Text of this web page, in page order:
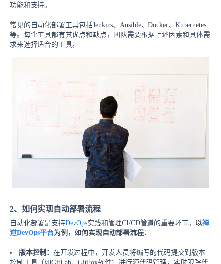
功能和支持。
常见的自动化部署工具包括Jenkins、Ansible、Docker、Kubernetes
等。每个工具都有其优点和缺点，团队需要根据上述因素和具体需
求来选择适合的工具。
2、如何实现自动部署流程
自动化部署是支持DevOps实践和管理CI/CD管道的重要环节。 以禅
道DevOps平台为例，如何实现自动部署流程：
版本控制： 在开发过程中，开发人员将编写的代码提交到版本
控制工具（如GitLab、GitFox软件）进行源代码管理，实时跟踪代